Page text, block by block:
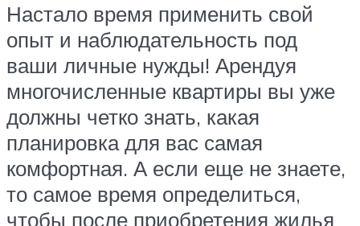
Настало время применить свой
опыт и наблюдательность под
ваши личные нужды! Арендуя
многочисленные квартиры вы уже
должны четко знать, какая
планировка для вас самая
комфортная. А если еще не знаете,
то самое время определиться,
чтобы после приобретения жилья